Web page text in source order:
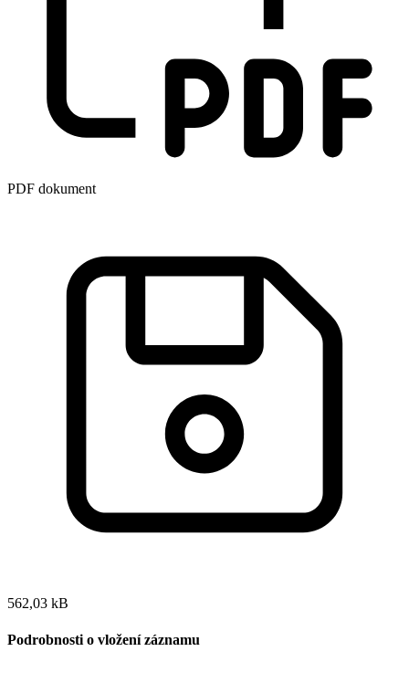
PDF dokument
562,03 kB
Podrobnosti o vložení záznamu